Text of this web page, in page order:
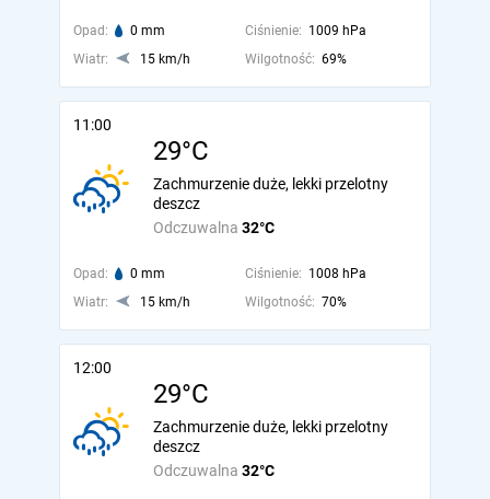
Opad: 0 mm Ciśnienie: 1009 hPa
Wiatr:
15 km/h Wilgotność: 69%
11:00
29°C
Odczuwalna 32°C
Zachmurzenie duże, lekki przelotny
deszcz
Opad: 0 mm Ciśnienie: 1008 hPa
Wiatr:
15 km/h Wilgotność: 70%
12:00
29°C
Odczuwalna 32°C
Zachmurzenie duże, lekki przelotny
deszcz